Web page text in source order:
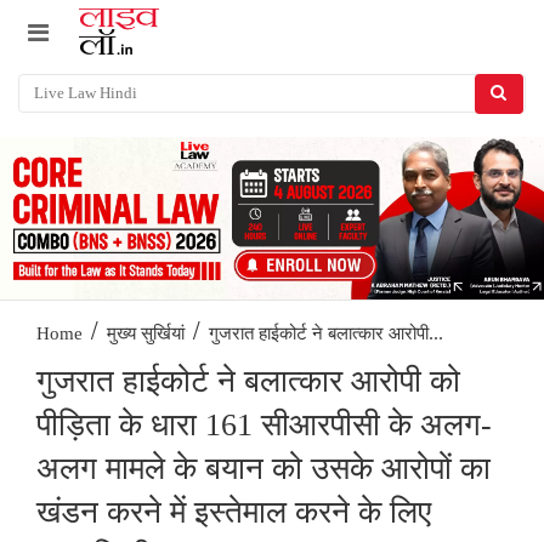
Home / मुख्य सुर्खियां / गुजरात हाईकोर्ट ने बलात्कार आरोपी...
गुजरात हाईकोर्ट ने बलात्कार आरोपी को
पीड़िता के धारा 161 सीआरपीसी के अलग-
अलग मामले के बयान को उसके आरोपों का
खंडन करने में इस्तेमाल करने के लिए